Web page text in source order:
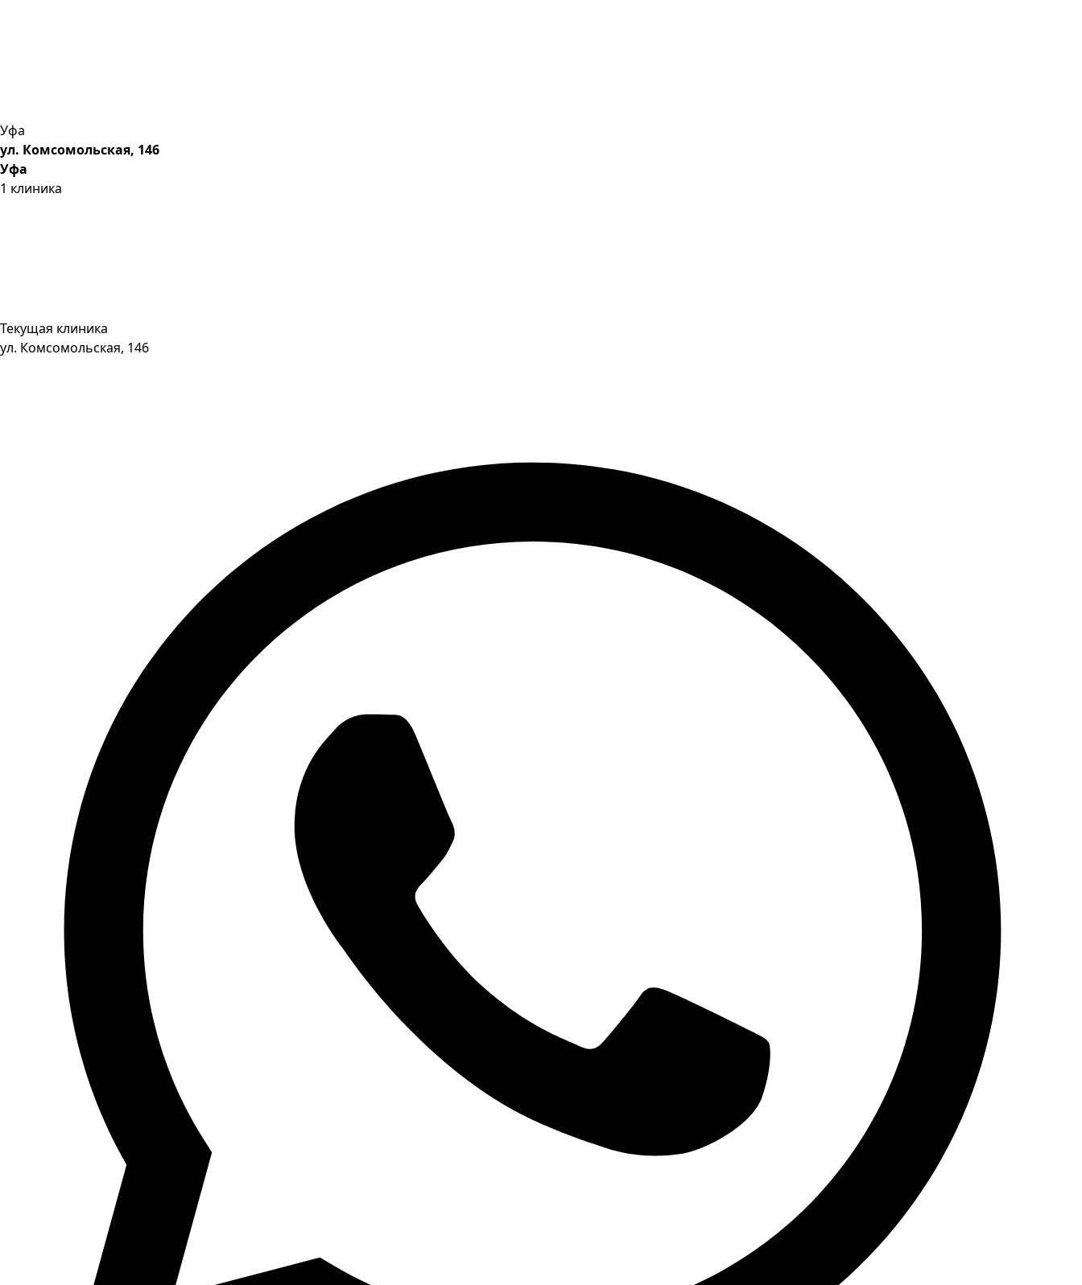
Уфа
ул. Комсомольская, 146
Уфа
1 клиника
Текущая клиника
ул. Комсомольская, 146